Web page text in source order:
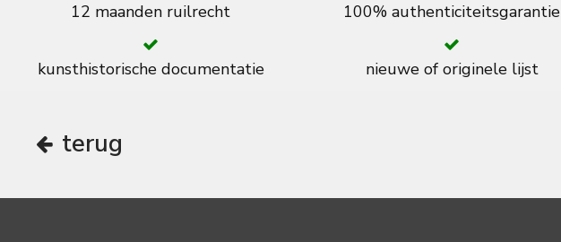
12 maanden ruilrecht 100% authenticiteitsgarantie
kunsthistorische documentatie nieuwe of originele lijst
terug